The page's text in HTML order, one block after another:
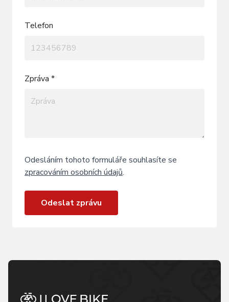
Telefon
Zpráva *
Odesláním tohoto formuláře souhlasíte se
zpracováním osobních údajů.
Odeslat zprávu